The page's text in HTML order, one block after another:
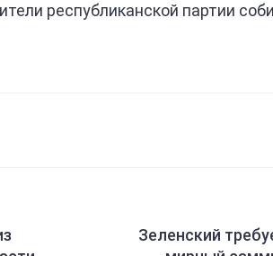
республиканской партии
Зеленский